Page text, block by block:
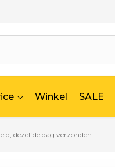
Winkel SALE
dezelfde dag verzonden